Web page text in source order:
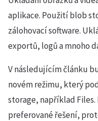
aplikace. Použití blob
zálohovací software.
exportů, logů a mnoho
V následujícím článku
novém režimu, který
storage, například
preferované řešení,